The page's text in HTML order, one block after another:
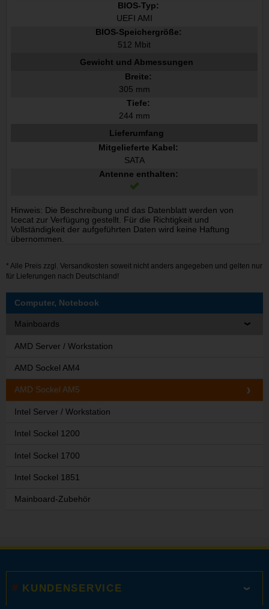
BIOS-Typ:
UEFI AMI
BIOS-Speichergröße:
512 Mbit
Gewicht und Abmessungen
Breite:
305 mm
Tiefe:
244 mm
Lieferumfang
Mitgelieferte Kabel:
SATA
Antenne enthalten:
Hinweis: Die Beschreibung und das Datenblatt werden von
Icecat zur Verfügung gestellt. Für die Richtigkeit und
Vollständigkeit der aufgeführten Daten wird keine Haftung
übernommen.
* Alle Preis zzgl. Versandkosten soweit nicht anders angegeben und gelten nur
für Lieferungen nach Deutschland!
Computer, Notebook
Mainboards
AMD Server / Workstation
AMD Sockel AM4
AMD Sockel AM5
Intel Server / Workstation
Intel Sockel 1200
Intel Sockel 1700
Intel Sockel 1851
Mainboard-Zubehör
KUNDENSERVICE